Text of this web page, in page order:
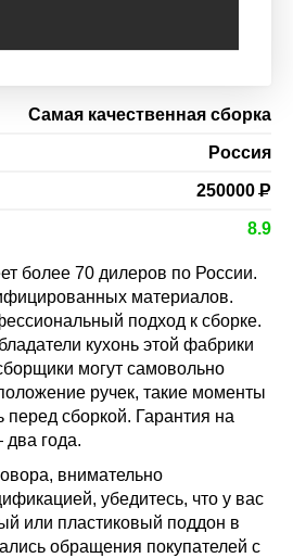
Самая качественная сборка
Россия
250000Р
8.9
более 70 дилеров по России.
материалов.
подход к сборке.
кухонь этой фабрики
могут самовольно
ручек, такие моменты
перед сборкой. Гарантия на
два года.
внимательно
убедитесь, что у вас
или пластиковый поддон в
обращения покупателей с